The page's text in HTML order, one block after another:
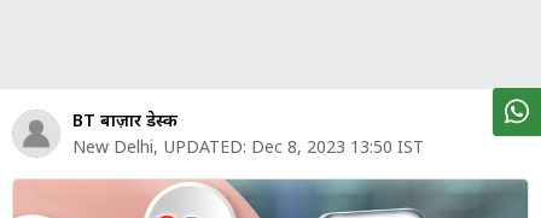
BT बाज़ार डेस्क
New Delhi, UPDATED: Dec 8, 2023 13:50 IST